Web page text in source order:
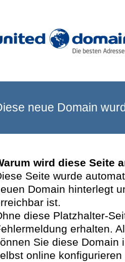
neue Domain
wird diese Seite
Seite wurde
Domain hinterlegt
ist.
diese Platzhalter-
erhalten.
Sie diese Domain
online